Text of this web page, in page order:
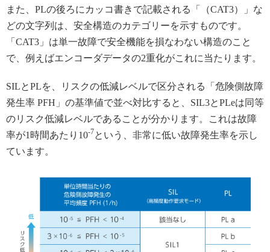
また、PLの後ろにカッコ書きで記載される「（CAT3）」な
どの文字列は、安全構造のカテゴリーを示すものです。
「CAT3」は単一故障で安全機能を損なわない構造のこと
で、例えばエンコーダデータの2重化がこれに当たります。
SILとPLを、リスクの低減レベルで区分される「危険側故障
発生率 PFH」の基準値で並べ対比すると、SIL3とPLeは同等
のリスク低減レベルであることが分かります。これは故障
率が1時間あたり10-7という、非常に低い故障発生率を示し
ています。